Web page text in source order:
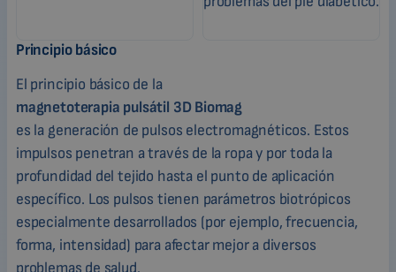
Principio básico
El principio básico de la
magnetoterapia pulsátil 3D Biomag
es la generación de pulsos electromagnéticos. Estos
impulsos penetran a través de la ropa y por toda la
profundidad del tejido hasta el punto de aplicación
específico. Los pulsos tienen parámetros biotrópicos
especialmente desarrollados (por ejemplo, frecuencia,
forma, intensidad) para afectar mejor a diversos
problemas de salud.